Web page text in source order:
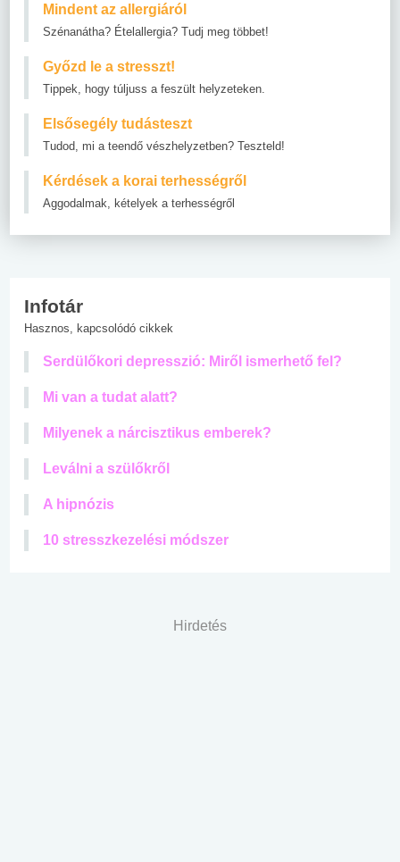
Mindent az allergiáról
Szénanátha? Ételallergia? Tudj meg többet!
Győzd le a stresszt!
Tippek, hogy túljuss a feszült helyzeteken.
Elsősegély tudásteszt
Tudod, mi a teendő vészhelyzetben? Teszteld!
Kérdések a korai terhességről
Aggodalmak, kételyek a terhességről
Infotár
Hasznos, kapcsolódó cikkek
Serdülőkori depresszió: Miről ismerhető fel?
Mi van a tudat alatt?
Milyenek a nárcisztikus emberek?
Leválni a szülőkről
A hipnózis
10 stresszkezelési módszer
Hirdetés